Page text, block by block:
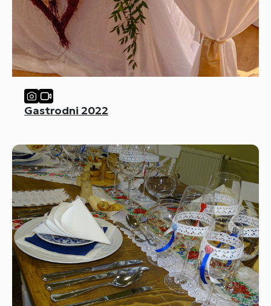
Gastrodni 2022